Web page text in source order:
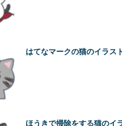
はてなマークの猫のイラス
ほうきで掃除をする猫のイ